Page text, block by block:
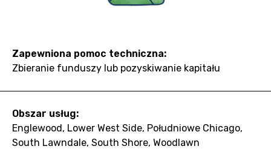
Zapewniona pomoc techniczna:
Zbieranie funduszy lub pozyskiwanie kapitału
Obszar usług:
Englewood, Lower West Side, Południowe Chicago,
South Lawndale, South Shore, Woodlawn